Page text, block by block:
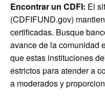
Encontrar un CDFI: El
(CDFIFUND.gov)
certificadas. Busque
avance de la comunidad
que estas instituciones
estrictos para atender a
a moderados y